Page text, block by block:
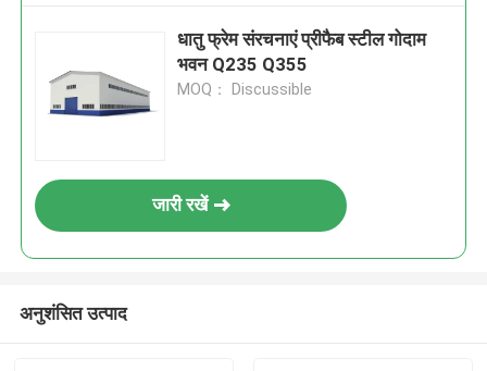
धातु फ्रेम संरचनाएं प्रीफैब स्टील गोदाम
भवन Q235 Q355
MOQ： Discussible
जारी रखें
अनुशंसित उत्पाद